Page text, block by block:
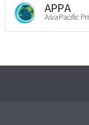
APPA
Asia Pacific